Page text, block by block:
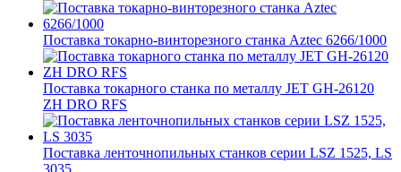
Поставка токарно-винторезного станка Aztec 6266/1000
Поставка токарного станка по металлу JET GH-26120
ZH DRO RFS
Поставка ленточнопильных станков серии LSZ 1525, LS
3035